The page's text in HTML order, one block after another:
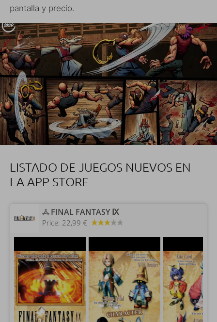
pantalla y precio.
LISTADO DE JUEGOS NUEVOS EN
LA APP STORE
‎FINAL FANTASY Ⅸ
Price: 22,99 €